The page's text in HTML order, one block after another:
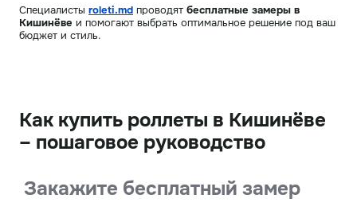
Специалисты roleti.md проводят бесплатные замеры в
Кишинёве и помогают выбрать оптимальное решение под ваш
бюджет и стиль.
Как купить роллеты в Кишинёве
– пошаговое руководство
Закажите бесплатный замер